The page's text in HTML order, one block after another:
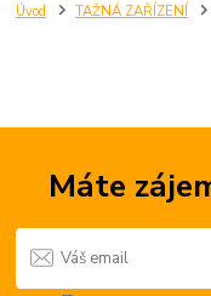
Úvod TAŽNÁ ZAŘÍZENÍ
Máte